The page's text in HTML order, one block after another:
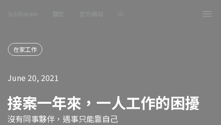
Siddharam 關於 官方網站 IG
在家工作
June 20, 2021
接案一年來，一人工作的困擾
沒有同事夥伴，遇事只能靠自己